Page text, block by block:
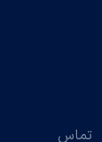
تماس